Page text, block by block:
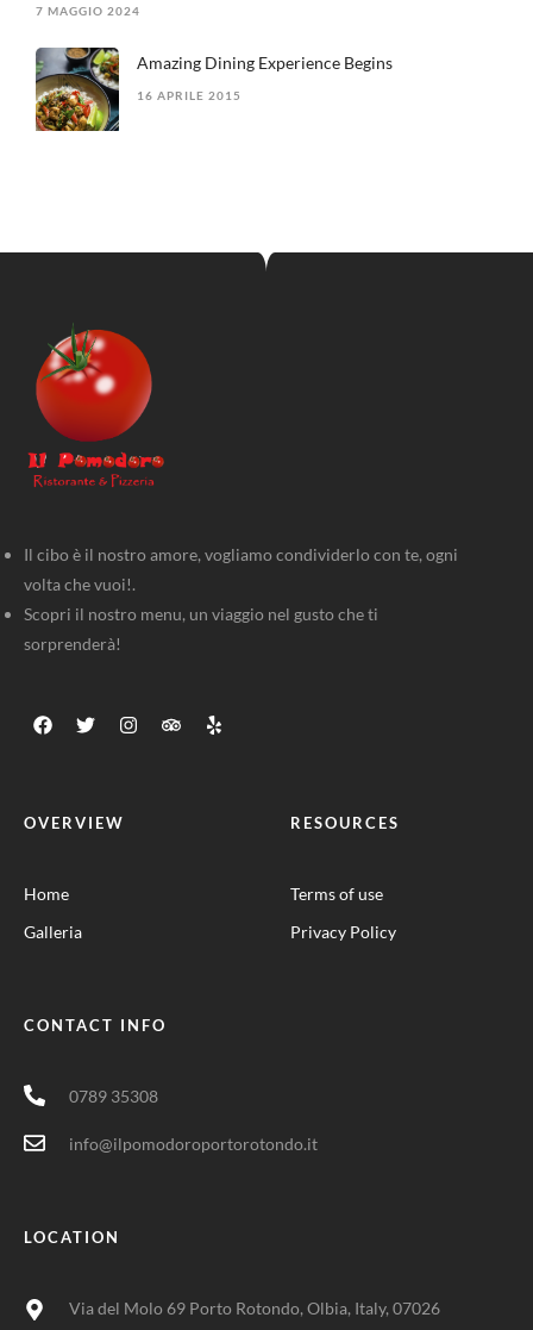
7 MAGGIO 2024
Amazing Dining Experience Begins
16 APRILE 2015
Il cibo è il nostro amore, vogliamo condividerlo con te, ogni
volta che vuoi!.
Scopri il nostro menu, un viaggio nel gusto che ti
sorprenderà!
OVERVIEW
Home
Galleria
RESOURCES
Terms of use
Privacy Policy
CONTACT INFO
0789 35308
info@ilpomodoroportorotondo.it
LOCATION
Via del Molo 69 Porto Rotondo, Olbia, Italy, 07026